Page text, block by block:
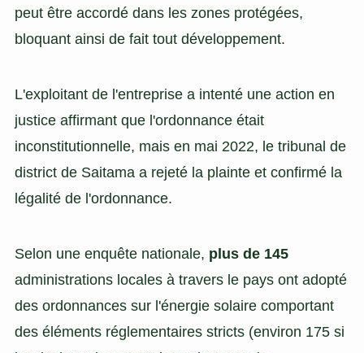
peut être accordé dans les zones protégées,
bloquant ainsi de fait tout développement.
L'exploitant de l'entreprise a intenté une action en
justice affirmant que l'ordonnance était
inconstitutionnelle, mais en mai 2022, le tribunal de
district de Saitama a rejeté la plainte et confirmé la
légalité de l'ordonnance.
Selon une enquête nationale, plus de 145
administrations locales à travers le pays ont adopté
des ordonnances sur l'énergie solaire comportant
des éléments réglementaires stricts (environ 175 si